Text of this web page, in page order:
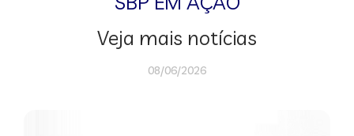
Veja mais notícias
08/06/2026